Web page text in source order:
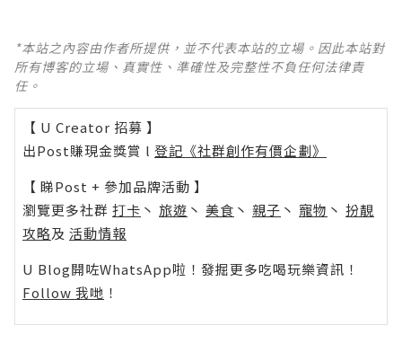
*本站之內容由作者所提供，並不代表本站的立場。因此本站對
所有博客的立場、真實性、準確性及完整性不負任何法律責
任。
【 U Creator 招募 】
出Post賺現金獎賞 l 登記《社群創作有價企劃》
【 睇Post + 參加品牌活動 】
瀏覽更多社群 打卡 丶 旅遊 丶 美食 丶 親子 丶 寵物 丶 扮靚
攻略及 活動情報
U Blog開咗WhatsApp啦！發掘更多吃喝玩樂資訊！
Follow 我哋 ！